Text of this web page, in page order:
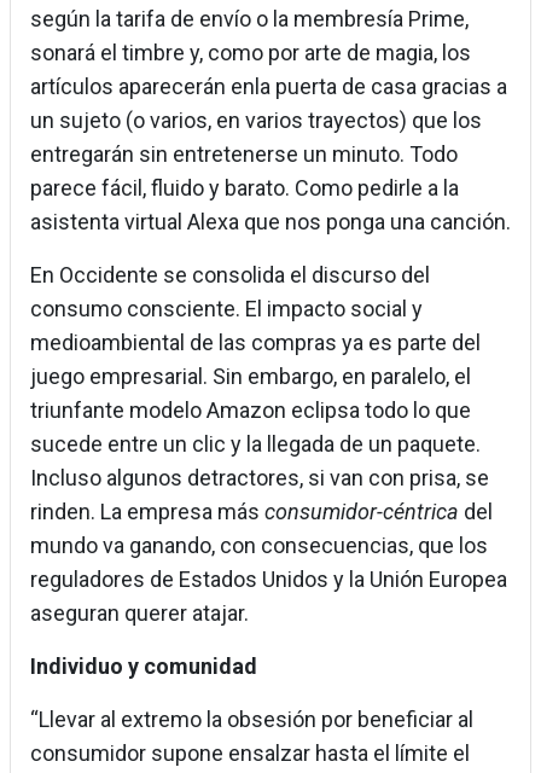
según la tarifa de envío o la membresía Prime,
sonará el timbre y, como por arte de magia, los
artículos aparecerán enla puerta de casa gracias a
un sujeto (o varios, en varios trayectos) que los
entregarán sin entretenerse un minuto. Todo
parece fácil, fluido y barato. Como pedirle a la
asistenta virtual Alexa que nos ponga una canción.
En Occidente se consolida el discurso del
consumo consciente. El impacto social y
medioambiental de las compras ya es parte del
juego empresarial. Sin embargo, en paralelo, el
triunfante modelo Amazon eclipsa todo lo que
sucede entre un clic y la llegada de un paquete.
Incluso algunos detractores, si van con prisa, se
rinden. La empresa más consumidor-céntrica del
mundo va ganando, con consecuencias, que los
reguladores de Estados Unidos y la Unión Europea
aseguran querer atajar.
Individuo y comunidad
“Llevar al extremo la obsesión por beneficiar al
consumidor supone ensalzar hasta el límite el